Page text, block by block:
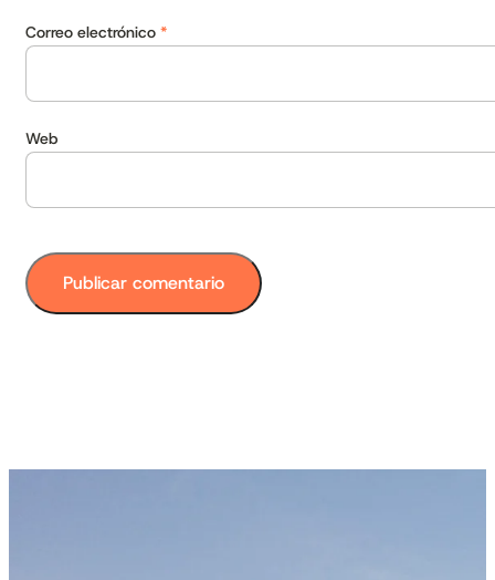
Correo electrónico *
Web